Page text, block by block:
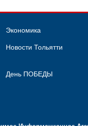
Экономика
Новости Тольятти
День ПОБЕДЫ